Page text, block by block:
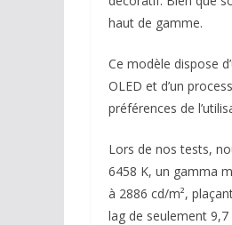
haut de gamme.
Ce modèle dispose
OLED et d’un
préférences de
Lors de nos tests,
6458 K, un gamma
à 2886 cd/m²,
lag de seulement